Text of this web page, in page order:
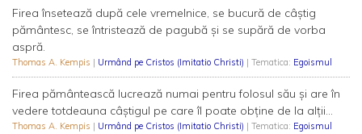
Firea însetează după cele vremelnice, se bucură de câştig
pământesc, se întristează de pagubă şi se supără de vorba
aspră.
Thomas A. Kempis | Urmând pe Cristos (Imitatio Christi) | Tematica: Egoismul
Firea pământească lucrează numai pentru folosul său şi are în
vedere totdeauna câştigul pe care îl poate obţine de la alţii...
Thomas A. Kempis | Urmând pe Cristos (Imitatio Christi) | Tematica: Egoismul